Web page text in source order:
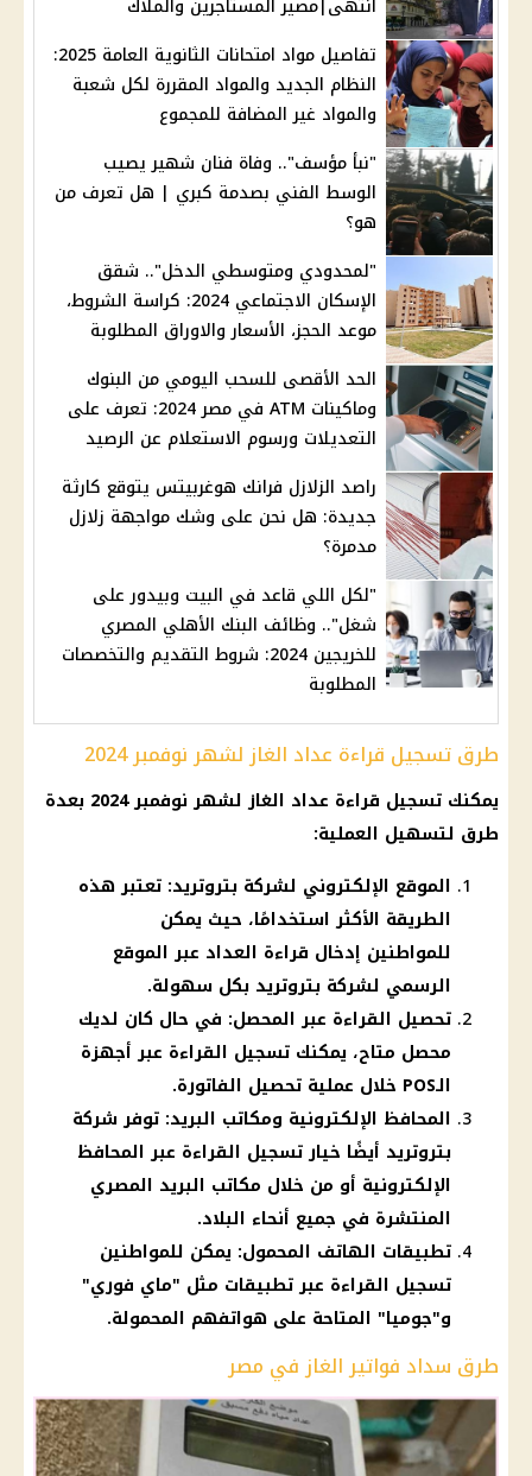
انتهى|مصير المستأجرين والملاك
تفاصيل مواد امتحانات الثانوية العامة 2025:
النظام الجديد والمواد المقررة لكل شعبة
والمواد غير المضافة للمجموع
"نبأ مؤسف".. وفاة فنان شهير يصيب
الوسط الفني بصدمة كبري | هل تعرف من
هو؟
"لمحدودي ومتوسطي الدخل".. شقق
الإسكان الاجتماعي 2024: كراسة الشروط،
موعد الحجز، الأسعار والاوراق المطلوبة
الحد الأقصى للسحب اليومي من البنوك
وماكينات ATM في مصر 2024: تعرف على
التعديلات ورسوم الاستعلام عن الرصيد
راصد الزلازل فرانك هوغربيتس يتوقع كارثة
جديدة: هل نحن على وشك مواجهة زلازل
مدمرة؟
"لكل اللي قاعد في البيت وبيدور على
شغل".. وظائف البنك الأهلي المصري
للخريجين 2024: شروط التقديم والتخصصات
المطلوبة
طرق تسجيل قراءة عداد الغاز لشهر نوفمبر 2024
يمكنك تسجيل قراءة عداد الغاز لشهر نوفمبر 2024 بعدة
طرق لتسهيل العملية:
الموقع الإلكتروني لشركة بتروتريد: تعتبر هذه
الطريقة الأكثر استخدامًا، حيث يمكن
للمواطنين إدخال قراءة العداد عبر الموقع
الرسمي لشركة بتروتريد بكل سهولة.
تحصيل القراءة عبر المحصل: في حال كان لديك
محصل متاح، يمكنك تسجيل القراءة عبر أجهزة
الـPOS خلال عملية تحصيل الفاتورة.
المحافظ الإلكترونية ومكاتب البريد: توفر شركة
بتروتريد أيضًا خيار تسجيل القراءة عبر المحافظ
الإلكترونية أو من خلال مكاتب البريد المصري
المنتشرة في جميع أنحاء البلاد.
تطبيقات الهاتف المحمول: يمكن للمواطنين
تسجيل القراءة عبر تطبيقات مثل "ماي فوري"
و"جوميا" المتاحة على هواتفهم المحمولة.
طرق سداد فواتير الغاز في مصر